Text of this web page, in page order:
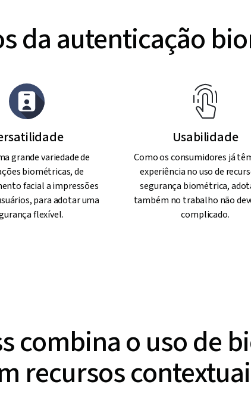
da autenticação
grande variedade de
biométricas, de
facial a impressões
para adotar uma
flexível.
Usabilidade
Como os consumidores já
experiência no uso de
segurança biométrica,
também no trabalho não
complicado.
combina o uso de
recursos